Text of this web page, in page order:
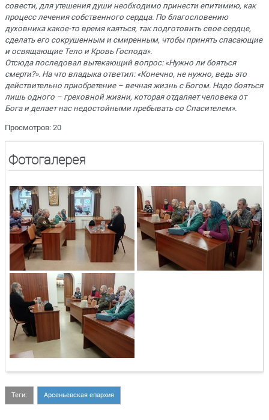
совести, для утешения души необходимо принести епитимию, как
процесс лечения собственного сердца. По благословению
духовника какое-то время каяться, так подготовить свое сердце,
сделать его сокрушенным и смиренным, чтобы принять спасающие
и освящающие Тело и Кровь Господа».
Отсюда последовал вытекающий вопрос: «Нужно ли бояться
смерти?». На что владыка ответил: «Конечно, не нужно, ведь это
действительно приобретение – вечная жизнь с Богом. Надо бояться
лишь одного – греховной жизни, которая отдаляет человека от
Бога и делает нас недостойными пребывать со Спасителем».
Просмотров: 20
Фотогалерея
Теги: Арсеньевская епархия